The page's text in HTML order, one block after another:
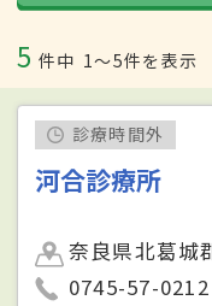
5 件中 1〜5件を表示
診療時間外
河合診療所
奈良県北葛城
0745-57-0212